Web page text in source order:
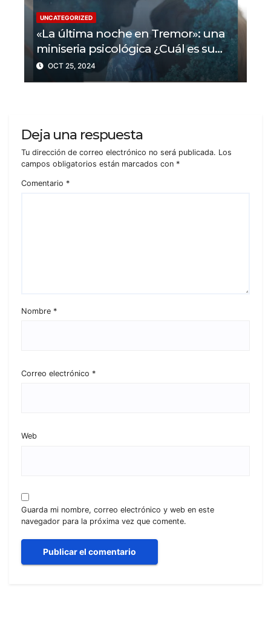
UNCATEGORIZED
«La última noche en Tremor»: una
miniseria psicológica ¿Cuál es su
trama?
OCT 25, 2024
Deja una respuesta
Tu dirección de correo electrónico no será publicada. Los
campos obligatorios están marcados con *
Comentario *
Nombre *
Correo electrónico *
Web
Guarda mi nombre, correo electrónico y web en este
navegador para la próxima vez que comente.